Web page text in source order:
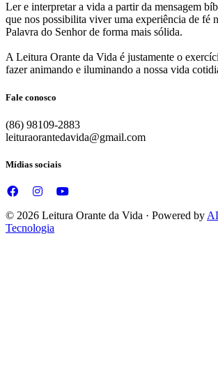
Ler e interpretar a vida a partir da mensagem
que nos possibilita viver uma experiência de fé
Palavra do Senhor de forma mais sólida.
A Leitura Orante da Vida é justamente o
fazer animando e iluminando a nossa vida
Fale conosco
(86) 98109-2883
leituraorantedavida@gmail.com
Mídias sociais
© 2026 Leitura Orante da Vida · Powered by
Tecnologia